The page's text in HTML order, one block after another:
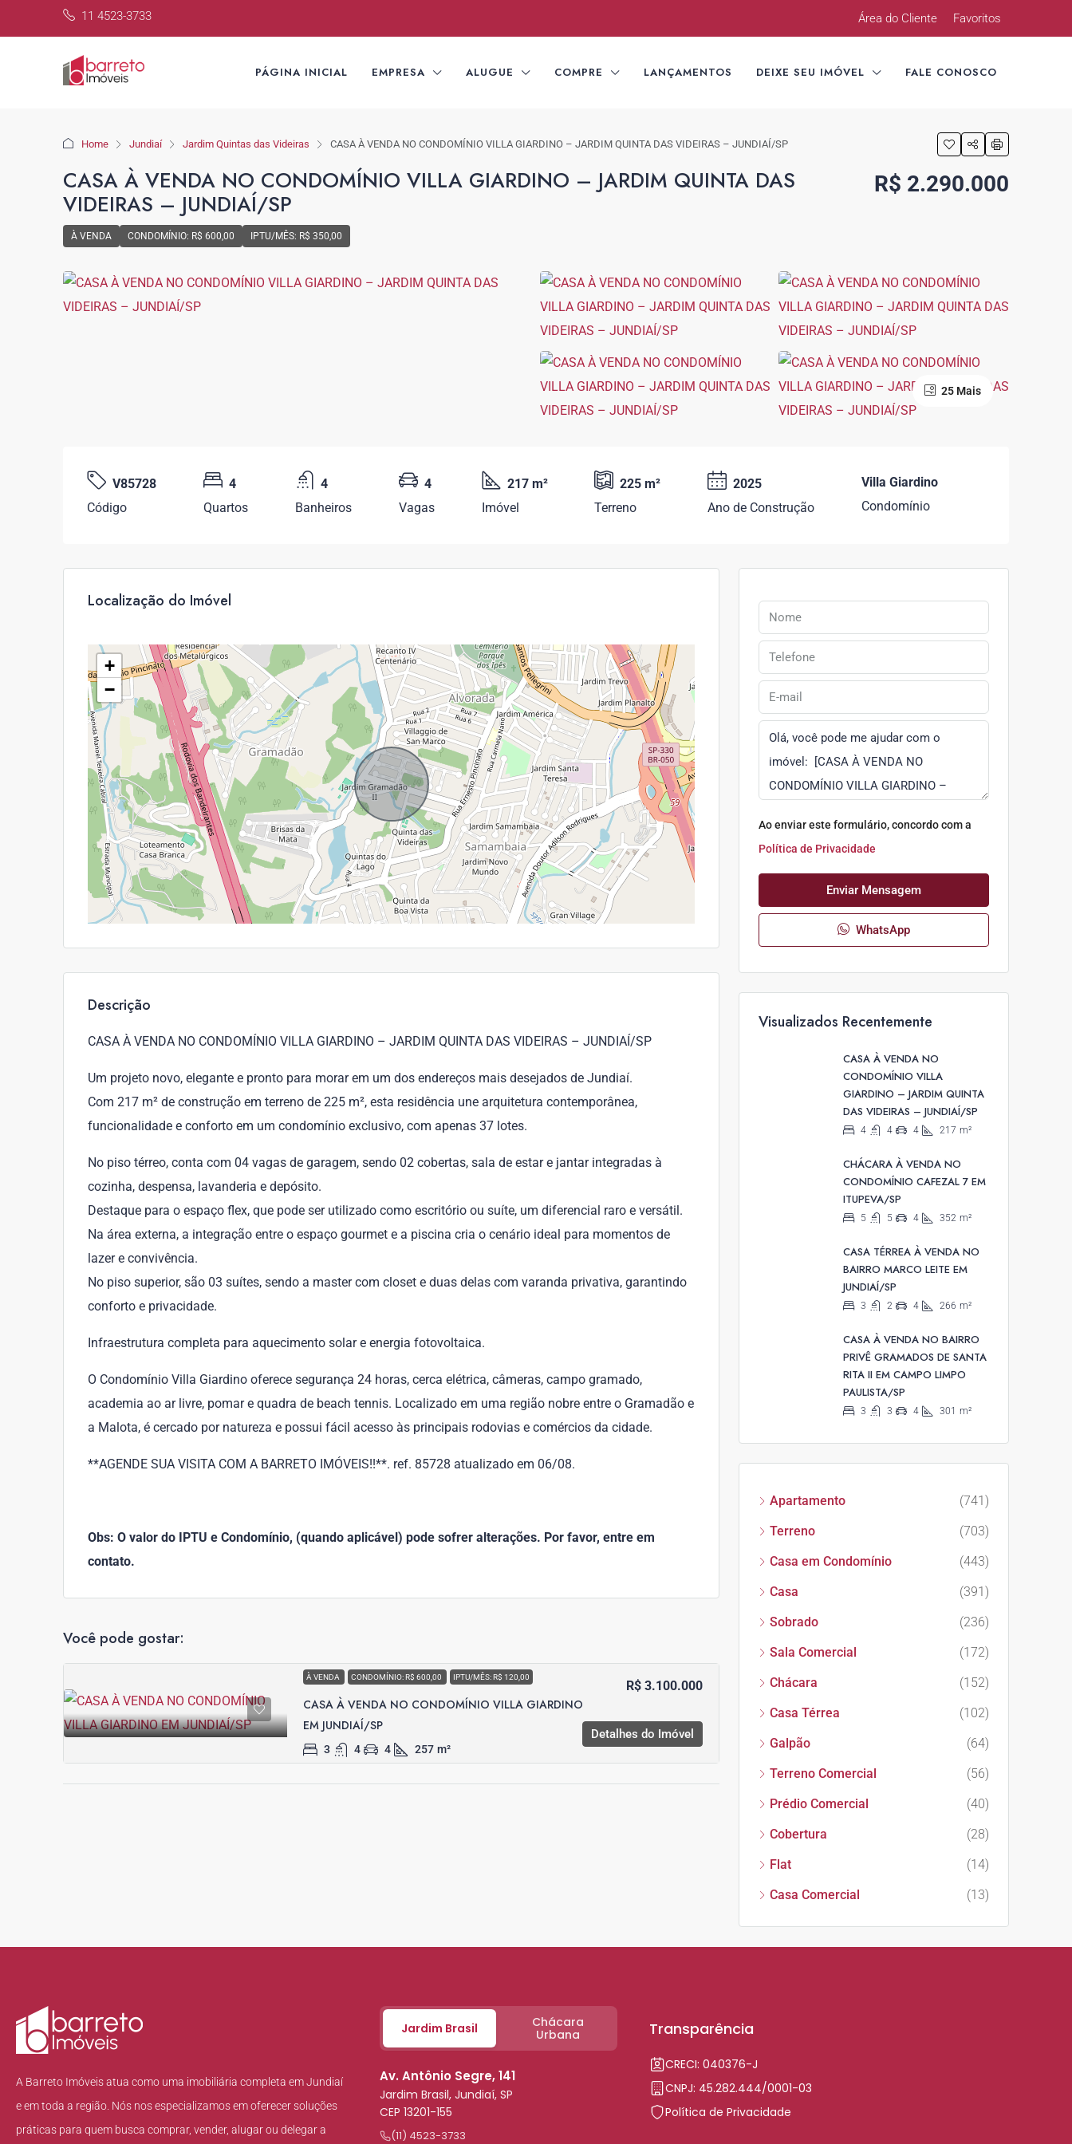
11 4523-3733 Área do Cliente Favoritos
PÁGINA INICIAL EMPRESA ALUGUE COMPRE LANÇAMENTOS DEIXE SEU IMÓVEL FALE CONOSCO
Home Jundiaí Jardim Quintas das Videiras CASA À VENDA NO CONDOMÍNIO VILLA GIARDINO – JARDIM QUINTA DAS VIDEIRAS – JUNDIAÍ/SP
CASA À VENDA NO CONDOMÍNIO VILLA GIARDINO – JARDIM QUINTA DAS
VIDEIRAS – JUNDIAÍ/SP
À VENDA CONDOMÍNIO: R$ 600,00 IPTU/MÊS: R$ 350,00
R$ 2.290.000
25 Mais
V85728
Código
4
Quartos
4
Banheiros
4
Vagas
217 m²
Imóvel
225 m²
Terreno
2025
Ano de Construção
Villa Giardino
Condomínio
Localização do Imóvel
+
−
Descrição
CASA À VENDA NO CONDOMÍNIO VILLA GIARDINO – JARDIM QUINTA DAS VIDEIRAS – JUNDIAÍ/SP
Um projeto novo, elegante e pronto para morar em um dos endereços mais desejados de Jundiaí.
Com 217 m² de construção em terreno de 225 m², esta residência une arquitetura contemporânea,
funcionalidade e conforto em um condomínio exclusivo, com apenas 37 lotes.
No piso térreo, conta com 04 vagas de garagem, sendo 02 cobertas, sala de estar e jantar integradas à
cozinha, despensa, lavanderia e depósito.
Destaque para o espaço flex, que pode ser utilizado como escritório ou suíte, um diferencial raro e versátil.
Na área externa, a integração entre o espaço gourmet e a piscina cria o cenário ideal para momentos de
lazer e convivência.
No piso superior, são 03 suítes, sendo a master com closet e duas delas com varanda privativa, garantindo
conforto e privacidade.
Infraestrutura completa para aquecimento solar e energia fotovoltaica.
O Condomínio Villa Giardino oferece segurança 24 horas, cerca elétrica, câmeras, campo gramado,
academia ao ar livre, pomar e quadra de beach tennis. Localizado em uma região nobre entre o Gramadão e
a Malota, é cercado por natureza e possui fácil acesso às principais rodovias e comércios da cidade.
**AGENDE SUA VISITA COM A BARRETO IMÓVEIS!!**. ref. 85728 atualizado em 06/08.
Obs: O valor do IPTU e Condomínio, (quando aplicável) pode sofrer alterações. Por favor, entre em
contato.
Você pode gostar:
À VENDA CONDOMÍNIO: R$ 600,00 IPTU/MÊS: R$ 120,00
CASA À VENDA NO CONDOMÍNIO VILLA GIARDINO
EM JUNDIAÍ/SP
R$ 3.100.000
3 4 4 257 m²
Detalhes do Imóvel
Ao enviar este formulário, concordo com a
Política de Privacidade
Enviar Mensagem
WhatsApp
Visualizados Recentemente
CASA À VENDA NO
CONDOMÍNIO VILLA
GIARDINO – JARDIM QUINTA
DAS VIDEIRAS – JUNDIAÍ/SP
4 4 4 217 m²
CHÁCARA À VENDA NO
CONDOMÍNIO CAFEZAL 7 EM
ITUPEVA/SP
5 5 4 352 m²
CASA TÉRREA À VENDA NO
BAIRRO MARCO LEITE EM
JUNDIAÍ/SP
3 2 4 266 m²
CASA À VENDA NO BAIRRO
PRIVÊ GRAMADOS DE SANTA
RITA II EM CAMPO LIMPO
PAULISTA/SP
3 3 4 301 m²
Apartamento
(741)
Terreno
(703)
Casa em Condomínio
(443)
Casa
(391)
Sobrado
(236)
Sala Comercial
(172)
Chácara
(152)
Casa Térrea
(102)
Galpão
(64)
Terreno Comercial
(56)
Prédio Comercial
(40)
Cobertura
(28)
Flat
(14)
Casa Comercial
(13)
A Barreto Imóveis atua como uma imobiliária completa em Jundiaí
e em toda a região. Nós nos especializamos em oferecer soluções
práticas para quem busca comprar, vender, alugar ou delegar a
Jardim Brasil
Chácara
Urbana
Av. Antônio Segre, 141
Jardim Brasil, Jundiaí, SP
CEP 13201-155
(11) 4523-3733
Transparência
CRECI: 040376-J
CNPJ: 45.282.444/0001-03
Política de Privacidade